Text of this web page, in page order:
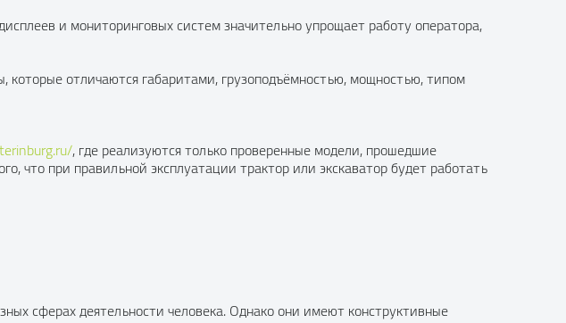
и мониторинговых систем значительно упрощает работу оператора,
отличаются габаритами, грузоподъёмностью, мощностью, типом
, где реализуются только проверенные модели, прошедшие
что при правильной эксплуатации трактор или экскаватор будет работать
сферах деятельности человека. Однако они имеют конструктивные